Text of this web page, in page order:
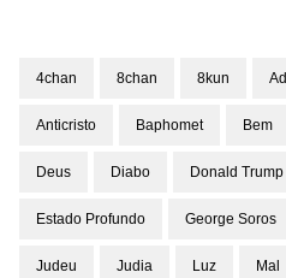
4chan 8chan 8kun
Anticristo Baphomet Bem
Deus Diabo Donald Trump
Estado Profundo George Soros
Judeu Judia Luz Mal